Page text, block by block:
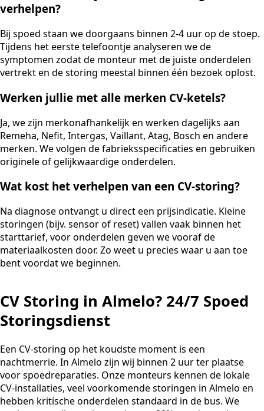
verhelpen?
Bij spoed staan we doorgaans binnen 2-4 uur op de stoep.
Tijdens het eerste telefoontje analyseren we de
symptomen zodat de monteur met de juiste onderdelen
vertrekt en de storing meestal binnen één bezoek oplost.
Werken jullie met alle merken CV-ketels?
Ja, we zijn merkonafhankelijk en werken dagelijks aan
Remeha, Nefit, Intergas, Vaillant, Atag, Bosch en andere
merken. We volgen de fabrieksspecificaties en gebruiken
originele of gelijkwaardige onderdelen.
Wat kost het verhelpen van een CV-storing?
Na diagnose ontvangt u direct een prijsindicatie. Kleine
storingen (bijv. sensor of reset) vallen vaak binnen het
starttarief, voor onderdelen geven we vooraf de
materiaalkosten door. Zo weet u precies waar u aan toe
bent voordat we beginnen.
CV Storing in Almelo? 24/7 Spoed
Storingsdienst
Een CV-storing op het koudste moment is een
nachtmerrie. In Almelo zijn wij binnen 2 uur ter plaatse
voor spoedreparaties. Onze monteurs kennen de lokale
CV-installaties, veel voorkomende storingen in Almelo en
hebben kritische onderdelen standaard in de bus. We